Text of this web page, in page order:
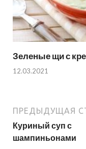
Зеленые щи с
12.03.2021
ПРЕДЫДУЩАЯ
Куриный суп с
шампиньонами